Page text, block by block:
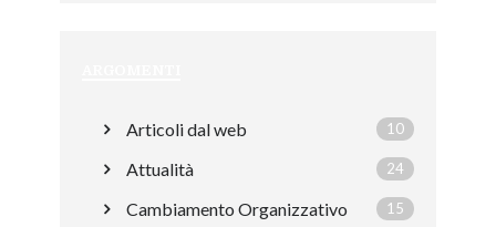
Articoli dal web 10
Attualità 24
Cambiamento Organizzativo 15